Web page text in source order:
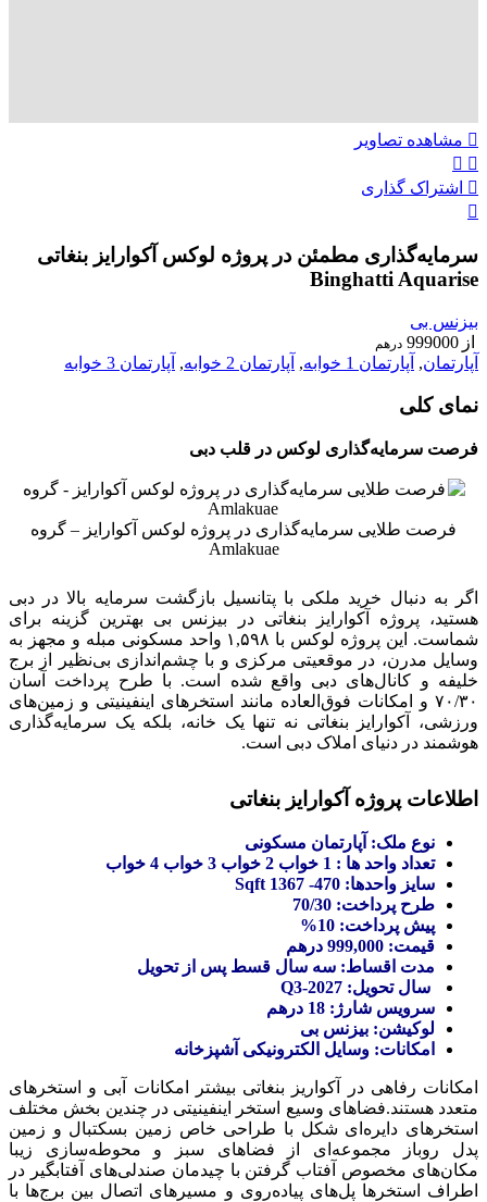
مشاهده تصاویر
اشتراک گذاری
سرمایه‌گذاری مطمئن در پروژه لوکس آکوارایز بنغاتی
Binghatti Aquarise
بیزنس بی
از 999000 درهم
آپارتمان, آپارتمان 1 خوابه , آپارتمان 2 خوابه , آپارتمان 3 خوابه
نمای کلی
فرصت سرمایه‌گذاری لوکس در قلب دبی
فرصت طلایی سرمایه‌گذاری در پروژه لوکس آکوارایز – گروه
Amlakuae
اگر به دنبال خرید ملکی با پتانسیل بازگشت سرمایه بالا در دبی
هستید، پروژه آکوارایز بنغاتی در بیزنس بی بهترین گزینه برای
شماست. این پروژه لوکس با ۱,۵۹۸ واحد مسکونی مبله و مجهز به
وسایل مدرن، در موقعیتی مرکزی و با چشم‌اندازی بی‌نظیر از برج
خلیفه و کانال‌های دبی واقع شده است. با طرح پرداخت آسان
۷۰/۳۰ و امکانات فوق‌العاده مانند استخرهای اینفینیتی و زمین‌های
ورزشی، آکوارایز بنغاتی نه تنها یک خانه، بلکه یک سرمایه‌گذاری
هوشمند در دنیای املاک دبی است.
اطلاعات پروژه آکوارایز بنغاتی
نوع ملک: آپارتمان مسکونی
تعداد واحد ها : 1 خواب 2 خواب 3 خواب 4 خواب
سایز واحدها: 470- 1367 Sqft
طرح پرداخت: 70/30
پیش پرداخت: 10%
قیمت: 999,000 درهم
مدت اقساط: سه سال قسط پس از تحویل
سال تحویل: Q3-2027
سرویس شارژ: 18 درهم
لوکیشن: بیزنس بی
امکانات: وسایل الکترونیکی آشپزخانه
امکانات رفاهی در آکواریز بنغاتی بیشتر امکانات آبی و استخرهای
متعدد هستند.فضاهای وسیع استخر اینفینیتی در چندین بخش مختلف
استخرهای دایره‌ای شکل با طراحی خاص زمین بسکتبال و زمین
پدل روباز مجموعه‌ای از فضاهای سبز و محوطه‌سازی زیبا
مکان‌های مخصوص آفتاب گرفتن با چیدمان صندلی‌های آفتابگیر در
اطراف استخرها پل‌های پیاده‌روی و مسیرهای اتصال بین برج‌ها با